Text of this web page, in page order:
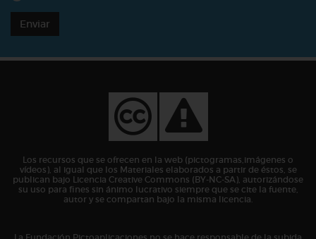
Enviar
Los recursos que se ofrecen en la web (pictogramas,imágenes o
vídeos), al igual que los Materiales elaborados a partir de éstos, se
publican bajo Licencia Creative Commons (BY-NC-SA), autorizándose
su uso para fines sin ánimo lucrativo siempre que se cite la fuente,
autor y se compartan bajo la misma licencia.